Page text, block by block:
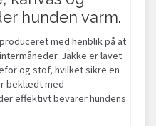
hunden varm.
med henblik på at
Jakke er lavet
og stof, hvilket sikre en
beklædt med
effektivt bevarer hundens